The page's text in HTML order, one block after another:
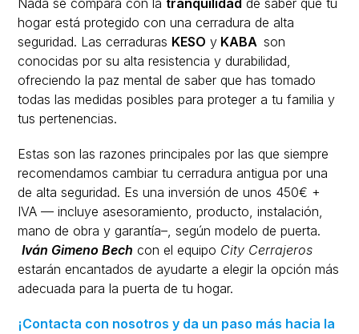
Nada se compara con la tranquilidad de saber que tu
hogar está protegido con una cerradura de alta
seguridad. Las cerraduras KESO y KABAson
conocidas por su alta resistencia y durabilidad,
ofreciendo la paz mental de saber que has tomado
todas las medidas posibles para proteger a tu familia y
tus pertenencias.
Estas son las razones principales por las que siempre
recomendamos cambiar tu cerradura antigua por una
de alta seguridad. Es una inversión de unos 450€ +
IVA — incluye asesoramiento, producto, instalación,
mano de obra y garantía–, según modelo de puerta.
Iván Gimeno Bech con el equipo City Cerrajeros
estarán encantados de ayudarte a elegir la opción más
adecuada para la puerta de tu hogar.
¡Contacta con nosotros y da un paso más hacia la